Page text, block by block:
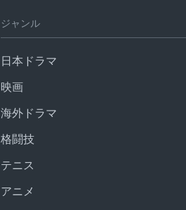
ジャンル
日本ドラマ
映画
海外ドラマ
格闘技
テニス
アニメ